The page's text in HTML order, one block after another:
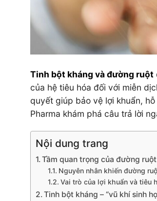
Tinh bột kháng và đường ruột
của hệ tiêu hóa đối với miễn
quyết giúp bảo vệ lợi khuẩn,
Pharma khám phá câu trả lời
Nội dung trang
Tầm quan trọng của đường
Nguyên nhân khiến đường
Vai trò của lợi khuẩn và tiêu
Tinh bột kháng – “vũ khí sinh